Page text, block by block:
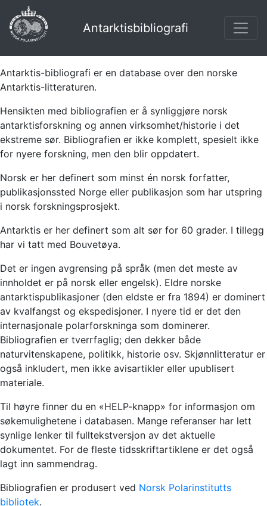
Antarktisbibliografi
Antarktis-bibliografi er en database over den norske
Antarktis-litteraturen.
Hensikten med bibliografien er å synliggjøre norsk
antarktisforskning og annen virksomhet/historie i det
ekstreme sør. Bibliografien er ikke komplett, spesielt ikke
for nyere forskning, men den blir oppdatert.
Norsk er her definert som minst én norsk forfatter,
publikasjonssted Norge eller publikasjon som har utspring
i norsk forskningsprosjekt.
Antarktis er her definert som alt sør for 60 grader. I tillegg
har vi tatt med Bouvetøya.
Det er ingen avgrensing på språk (men det meste av
innholdet er på norsk eller engelsk). Eldre norske
antarktispublikasjoner (den eldste er fra 1894) er dominert
av kvalfangst og ekspedisjoner. I nyere tid er det den
internasjonale polarforskninga som dominerer.
Bibliografien er tverrfaglig; den dekker både
naturvitenskapene, politikk, historie osv. Skjønnlitteratur er
også inkludert, men ikke avisartikler eller upublisert
materiale.
Til høyre finner du en «HELP-knapp» for informasjon om
søkemulighetene i databasen. Mange referanser har lett
synlige lenker til fulltekstversjon av det aktuelle
dokumentet. For de fleste tidsskriftartiklene er det også
lagt inn sammendrag.
Bibliografien er produsert ved Norsk Polarinstitutts
bibliotek.